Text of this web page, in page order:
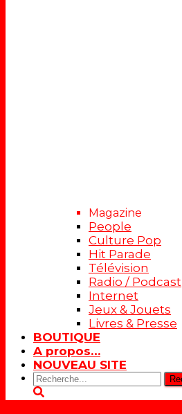
Magazine
People
Culture Pop
Hit Parade
Télévision
Radio / Podcast
Internet
Jeux & Jouets
Livres & Presse
BOUTIQUE
A propos…
NOUVEAU SITE
Rechercher: